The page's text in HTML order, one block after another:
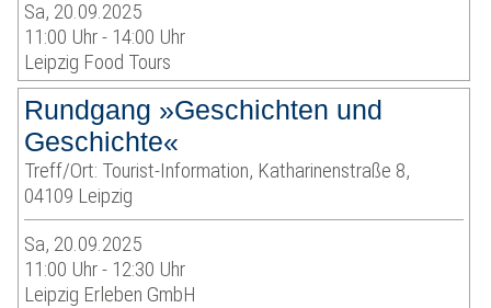
Sa, 20.09.2025
11:00 Uhr - 14:00 Uhr
Leipzig Food Tours
Rundgang »Geschichten und
Geschichte«
Treff/Ort: Tourist-Information, Katharinenstraße 8,
04109 Leipzig
Sa, 20.09.2025
11:00 Uhr - 12:30 Uhr
Leipzig Erleben GmbH